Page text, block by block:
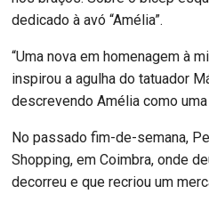
dedicado à avó “Amélia”.
“Uma nova em homenagem à
inspirou a agulha do tatuador
descrevendo Amélia como uma
No passado fim-de-semana,
Shopping, em Coimbra, onde
decorreu e que recriou um